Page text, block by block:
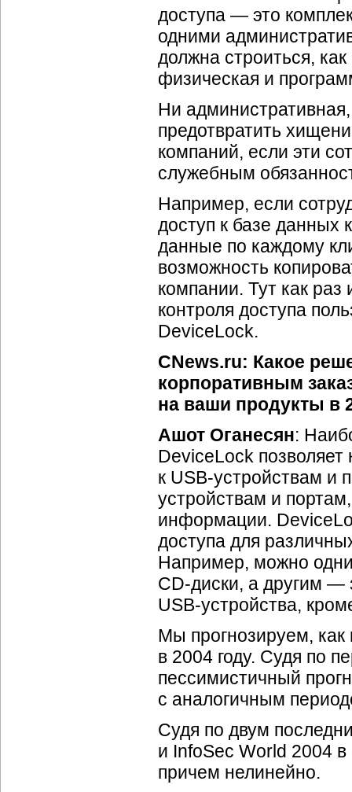
доступа — это
одними
должна строиться,
физическая и
Ни
предотвратить
компаний, если эти
служебным
Например, если
доступ к базе данных
данные по каждому
возможность
компании. Тут как
контроля доступа
DeviceLock.
CNews.ru: Какое
корпоративным
на ваши продукты в
Ашот Оганесян:
DeviceLock позволяет
к USB-устройствам и
устройствам и
информации.
доступа для
Например, можно
CD-диски, а другим —
USB-устройства,
Мы прогнозируем,
в 2004 году. Судя по
пессимистичный
с аналогичным
Судя по двум
и InfoSec World 2004
причем нелинейно.